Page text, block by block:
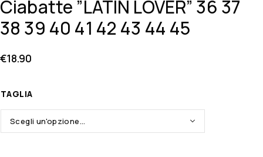
Ciabatte ”LATIN LOVER” 36 37
38 39 40 41 42 43 44 45
€18.90
TAGLIA